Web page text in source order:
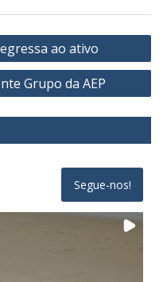
ao ativo
Grupo da AEP
Segue-nos!